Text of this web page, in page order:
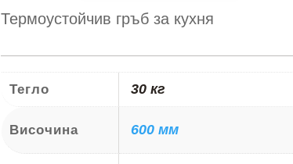
Термогръб
Дъб
крафт
сив
Термоустойчив гръб за кухня
Тегло 30 кг
Височина 600 мм